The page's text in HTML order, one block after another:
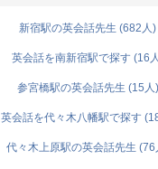
新宿駅の英会話先生 (682人)
英会話を南新宿駅で探す (16
参宮橋駅の英会話先生 (15人)
英会話を代々木八幡駅で探す
代々木上原駅の英会話先生 (76